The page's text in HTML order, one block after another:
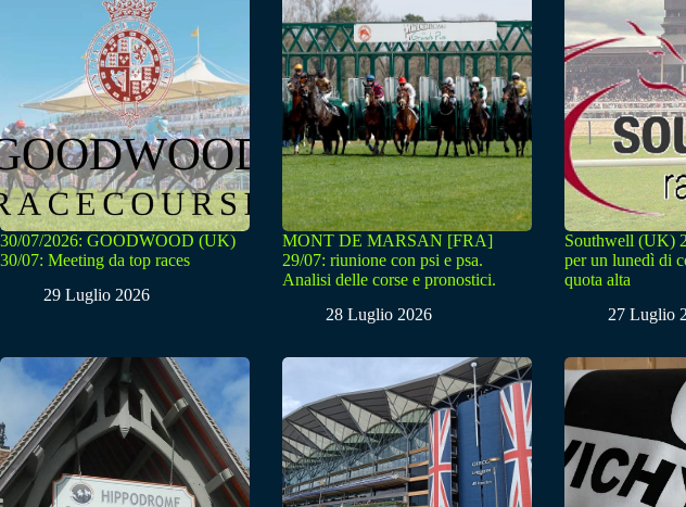
30/07/2026: GOODWOOD (UK)
30/07: Meeting da top races
29 Luglio 2026
MONT DE MARSAN [FRA]
29/07: riunione con psi e psa.
Analisi delle corse e pronostici.
28 Luglio 2026
Southwell (UK)
per un lunedì di
quota alta
27 Luglio